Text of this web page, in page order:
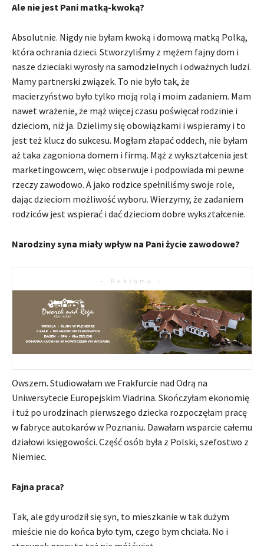
Ale nie jest Pani matką-kwoką?
Absolutnie. Nigdy nie byłam kwoką i domową matką Polką,
która ochrania dzieci. Stworzyliśmy z mężem fajny dom i
nasze dzieciaki wyrosły na samodzielnych i odważnych ludzi.
Mamy partnerski związek. To nie było tak, że
macierzyństwo było tylko moją rolą i moim zadaniem. Mam
nawet wrażenie, że mąż więcej czasu poświęcał rodzinie i
dzieciom, niż ja. Dzielimy się obowiązkami i wspieramy i to
jest też klucz do sukcesu. Mogłam złapać oddech, nie byłam
aż taka zagoniona domem i firmą. Mąż z wykształcenia jest
marketingowcem, więc obserwuje i podpowiada mi pewne
rzeczy zawodowo. A jako rodzice spełniliśmy swoje role,
dając dzieciom możliwość wyboru. Wierzymy, że zadaniem
rodziców jest wspierać i dać dzieciom dobre wykształcenie.
Narodziny syna miały wpływ na Pani życie zawodowe?
– Reklama –
Owszem. Studiowałam we Frakfurcie nad Odrą na
Uniwersytecie Europejskim Viadrina. Skończyłam ekonomię
i tuż po urodzinach pierwszego dziecka rozpoczęłam pracę
w fabryce autokarów w Poznaniu. Dawałam wsparcie całemu
działowi księgowości. Część osób była z Polski, szefostwo z
Niemiec.
Fajna praca?
Tak, ale gdy urodził się syn, to mieszkanie w tak dużym
mieście nie do końca było tym, czego bym chciała. No i